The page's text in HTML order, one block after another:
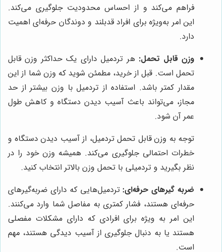
فراهم می‌کند و از احساس محدودیت جلوگیری می‌کند.
این امر به‌ویژه برای افراد قدبلند و دوندگان حرفه‌ای اهمیت
دارد.
وزن قابل تحمل: هر تردمیل دارای یک حداکثر وزن قابل
تحمل است. قبل از خرید، مطمئن شوید که وزن شما از این
مقدار کمتر باشد. استفاده از تردمیل با وزن بیشتر از حد
مجاز، می‌تواند باعث آسیب دیدن دستگاه و کاهش طول
عمر آن شود.
توجه به وزن قابل تحمل تردمیل، از آسیب دیدن دستگاه و
خطرات احتمالی جلوگیری می‌کند. همیشه وزن خود را در
نظر بگیرید و تردمیلی با تحمل وزن بالاتر انتخاب کنید.
ضربه گیرهای حرفه‌ای: تردمیل‌هایی که دارای ضربه‌گیرهای
حرفه‌ای هستند، فشار کمتری به مفاصل شما وارد می‌کنند.
این امر به ویژه برای افرادی که دارای مشکلات مفصلی
هستند یا به دنبال جلوگیری از آسیب دیدگی هستند، مهم
است.